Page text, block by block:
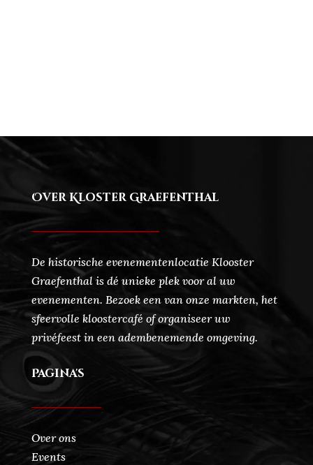
Over Kloster Graefenthal
De historische evenementenlocatie Klooster
Graefenthal is dé unieke plek voor al uw
evenementen. Bezoek een van onze markten, het
sfeervolle kloostercafé of organiseer uw
privéfeest in een adembenemende omgeving.
Pagina's
Over ons
Events